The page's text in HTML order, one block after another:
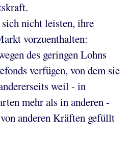
nicht leisten, ihre
vorzuenthalten:
des geringen Lohns
verfügen, von dem sie
weil - in
mehr als in anderen -
anderen Kräften gefüllt